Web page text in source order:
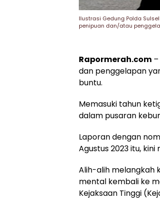
Ilustrasi Gedung Polda
penipuan dan/atau
Rapormerah.com
dan penggelapan
buntu.
Memasuki tahun
dalam pusaran
Laporan dengan
Agustus 2023 itu,
Alih-alih melangkah
mental kembali ke
Kejaksaan Tinggi